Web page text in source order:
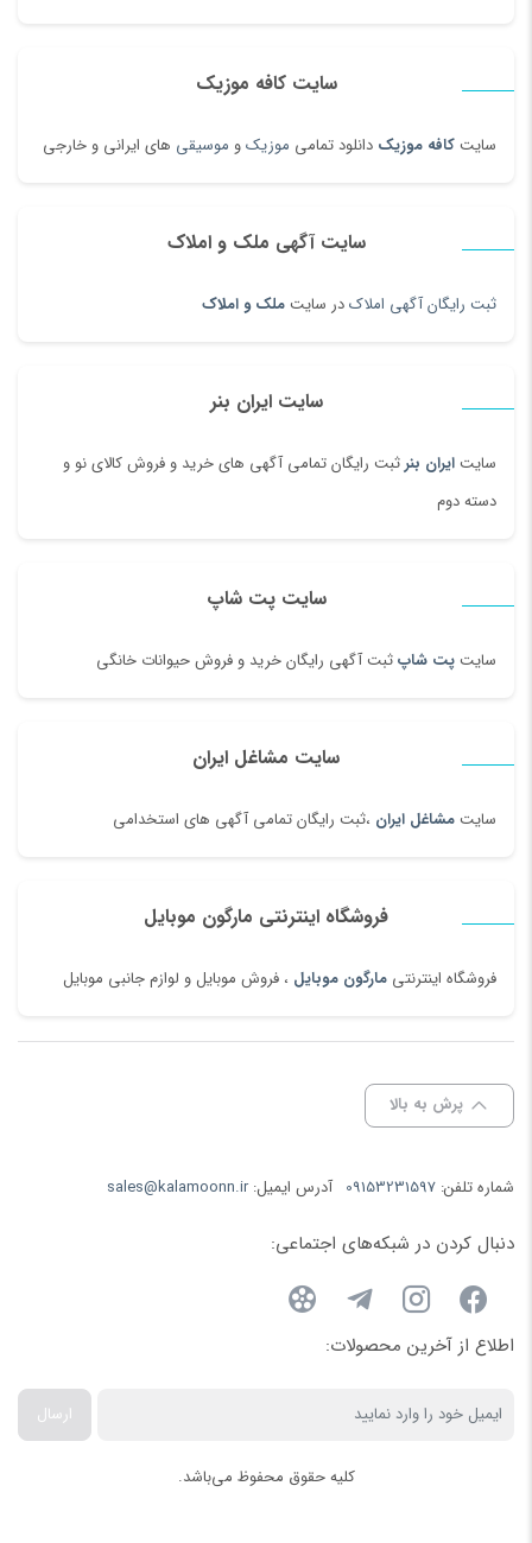
سایت کافه موزیک
سایت کافه موزیک دانلود تمامی موزیکو موسیقی های ایرانی و خارجی
سایت آگهی ملک و املاک
ثبت رایگان آگهی املاکدر سایت ملک و املاک
سایت ایران بنر
سایت ایران بنرثبت رایگان تمامی آگهی های خرید و فروش کالای نو و
دسته دوم
سایت پت شاپ
سایت پت شاپثبت آگهی رایگان خرید و فروش حیوانات خانگی
سایت مشاغل ایران
سایت مشاغل ایران ،ثبت رایگان تمامی آگهی های استخدامی
فروشگاه اینترنتی مارگون موبایل
فروشگاه اینترنتی مارگون موبایل ، فروش موبایل و لوازم جانبی موبایل
پرش به بالا
شماره تلفن: 09153231597 آدرس ایمیل:sales@kalamoonn.ir
دنبال کردن در شبکه‌های اجتماعی:
اطلاع از آخرین محصولات:
ارسال
کلیه حقوق محفوظ می‌باشد.